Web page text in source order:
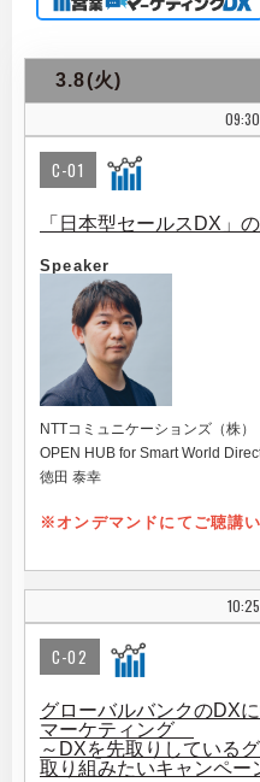
3.8(火)
09:30
C-01
「日本型セールスDX」
Speaker
NTTコミュニケーションズ（株）
OPEN HUB for Smart World
徳田 泰幸
※オンデマンドにてご聴講
10:25
C-02
グローバルバンクのDX
マーケティング
～DXを先取りしている
取り組みたいキャンペー